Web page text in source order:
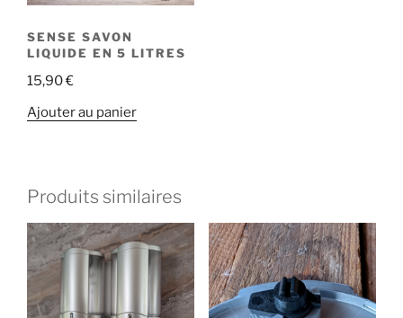
SENSE SAVON
LIQUIDE EN 5 LITRES
15,90€
Ajouter au panier
Produits similaires